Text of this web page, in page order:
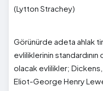
(Lytton Strachey)
Görünürde adeta ahlak
evliliklerinin standardının
olacak evlilikler;
Eliot-George Henry